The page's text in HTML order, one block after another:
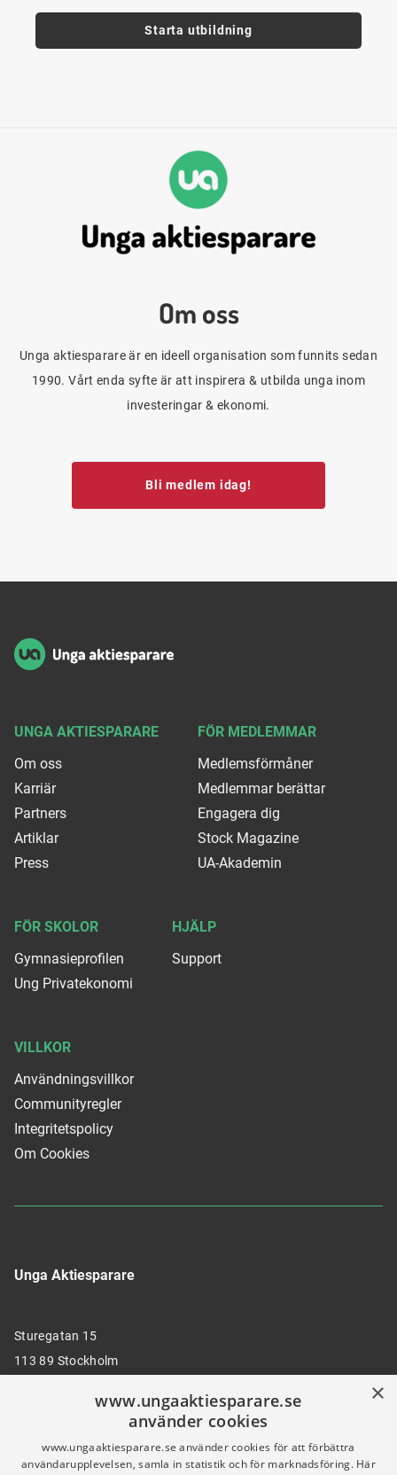
Starta utbildning
Om oss
Unga aktiesparare är en ideell organisation som funnits sedan
1990. Vårt enda syfte är att inspirera & utbilda unga inom
investeringar & ekonomi.
Bli medlem idag!
Unga Aktiesparare
Sturegatan 15
113 89 Stockholm
UNGA AKTIESPARARE
Om oss
Karriär
Partners
Artiklar
Press
FÖR MEDLEMMAR
Medlemsförmåner
Medlemmar berättar
Engagera dig
Stock Magazine
UA-Akademin
FÖR SKOLOR
Gymnasieprofilen
Ung Privatekonomi
HJÄLP
Support
VILLKOR
Användningsvillkor
Communityregler
Integritetspolicy
Om Cookies
×
www.ungaaktiesparare.se
använder cookies
www.ungaaktiesparare.se använder cookies för att förbättra
användarupplevelsen, samla in statistik och för marknadsföring. Här